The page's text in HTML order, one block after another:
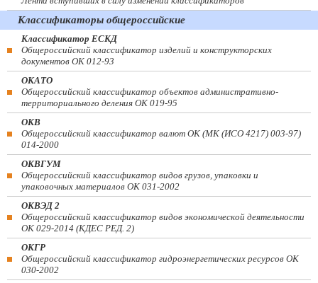
Классификаторы общероссийские
Классификатор ЕСКД
Общероссийский классификатор изделий и конструкторских
документов ОК 012-93
ОКАТО
Общероссийский классификатор объектов административно-
территориального деления ОК 019-95
ОКВ
Общероссийский классификатор валют ОК (МК (ИСО 4217) 003-97)
014-2000
ОКВГУМ
Общероссийский классификатор видов грузов, упаковки и
упаковочных материалов ОК 031-2002
ОКВЭД 2
Общероссийский классификатор видов экономической деятельности
ОК 029-2014 (КДЕС РЕД. 2)
ОКГР
Общероссийский классификатор гидроэнергетических ресурсов ОК
030-2002